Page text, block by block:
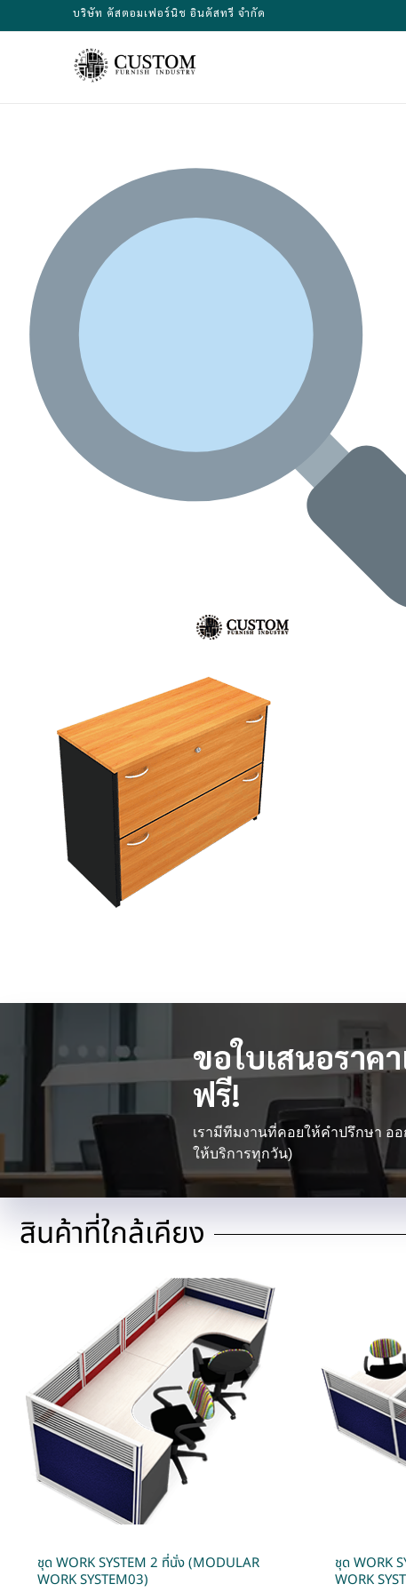
to
บริษัท คัสตอมเฟอร์นิช อินดัสทรี จำกัด
ขอใบเสนอราค
ฟรี!
เรามีทีมงานที่คอยให้คำปรึกษา อ
ให้บริการทุกวัน)
สินค้าที่ใกล้เคียง
ชุด WORK SYSTEM 2 ที่นั่ง (MODULAR
WORK SYSTEM03)
ชุด WORK
WORK